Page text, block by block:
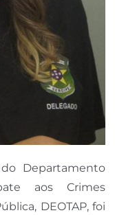
Departamento
aos Crimes
DEOTAP, foi